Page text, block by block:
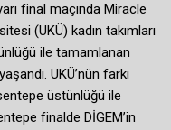
final maçında Miracle
(UKÜ) kadın takımları
ile tamamlanan
UKÜ’nün farkı
üstünlüğü ile
finalde DİGEM’in